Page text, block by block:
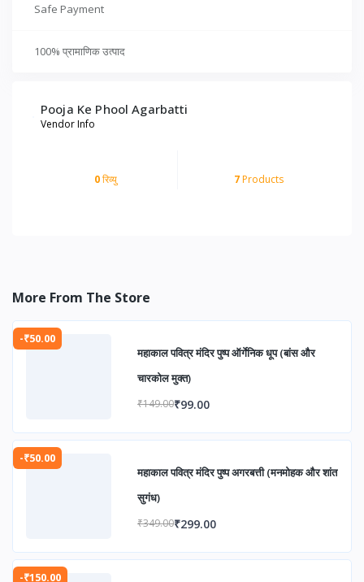
Safe Payment
100% प्रामाणिक उत्पाद
Pooja Ke Phool Agarbatti
Vendor Info
0रिव्यु 7Products
More From The Store
-₹50.00
महाकाल पवित्र मंदिर पुष्प ऑर्गेनिक धूप (बांस और
चारकोल मुक्त)
₹149.00₹99.00
-₹50.00
महाकाल पवित्र मंदिर पुष्प अगरबत्ती (मनमोहक और शांत
सुगंध)
₹349.00₹299.00
-₹150.00